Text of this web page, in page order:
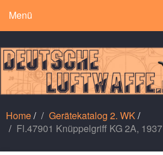
Menü
Home/ Gerätekatalog 2. WK/
Fl.47901 Knüppelgriff KG 2A, 1937